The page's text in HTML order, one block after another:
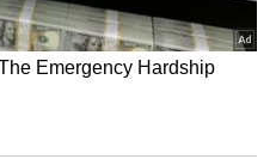
ಬಹುಮಾನ
ಸಿಯಾರ? ಇಲ್ಲಿದೆ
15 ಜಿಲ್ಲೆಗಳ